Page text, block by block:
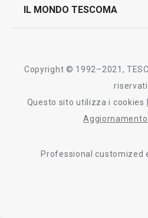
test sui prodotti
IL MONDO TESCOMA
Tescoma nel mondo
informativa whistleblowing
Copyright © 1992–2021,
riservati.
Questo sito utilizza i cookies
Professional customized